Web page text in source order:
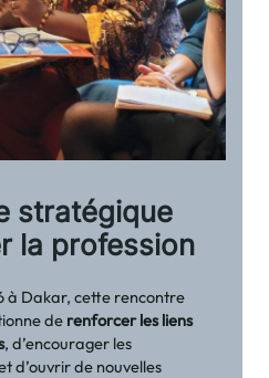
stratégique
la profession
à Dakar, cette rencontre
de renforcer les liens
, d’encourager les
d’ouvrir de nouvelles